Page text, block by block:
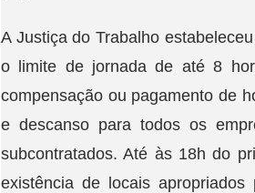
A Justiça do Trabalho
o limite de jornada de até 8
compensação ou pagamento de
e descanso para todos os
subcontratados. Até às 18h do
existência de locais